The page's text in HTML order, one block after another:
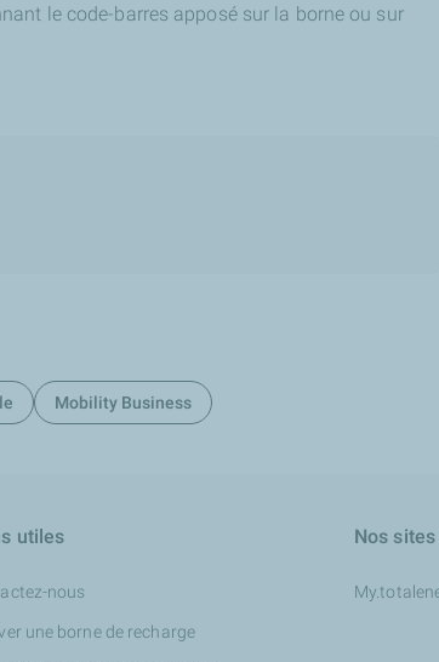
le code-barres apposé sur la borne ou sur
Mobility Business
utiles
nous
une borne de recharge
Nos